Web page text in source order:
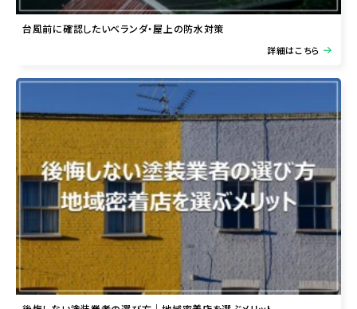
台風前に確認したいベランダ・屋上の防水対策
詳細はこちら